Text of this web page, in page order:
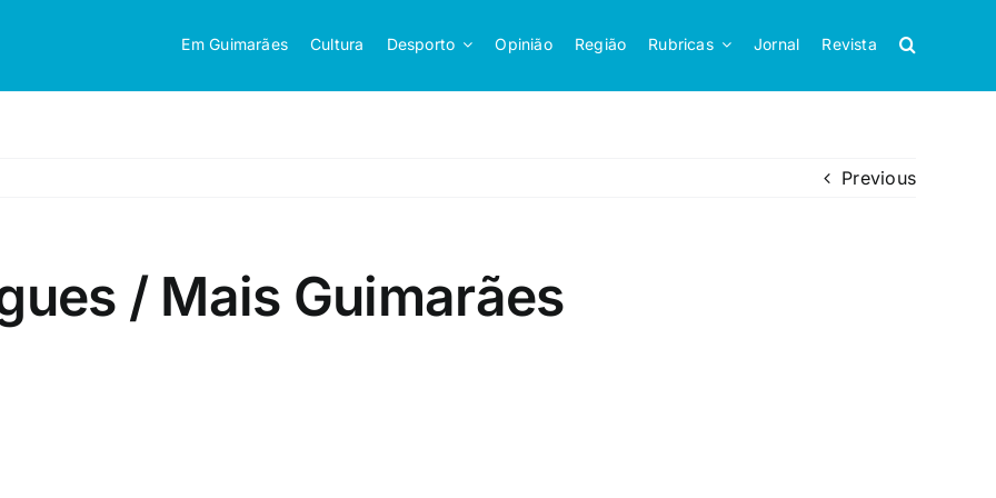
Em Guimarães Cultura Desporto Opinião Região Rubricas Jornal Revista
Previous
/ Mais Guimarães